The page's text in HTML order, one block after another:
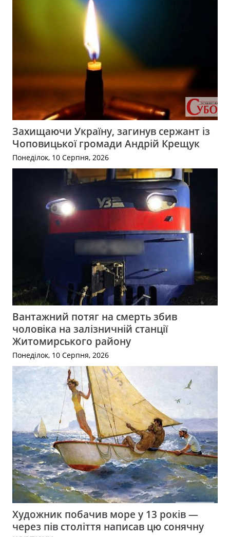
Захищаючи Україну, загинув сержант із
Чоповицької громади Андрій Крещук
Понеділок, 10 Серпня, 2026
Вантажний потяг на смерть збив
чоловіка на залізничній станції
Житомирського району
Понеділок, 10 Серпня, 2026
Художник побачив море у 13 років —
через пів століття написав цю сонячну